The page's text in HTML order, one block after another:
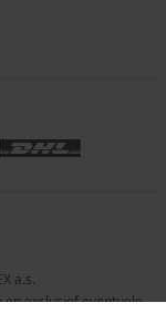
a.s.
exclusief eventuele